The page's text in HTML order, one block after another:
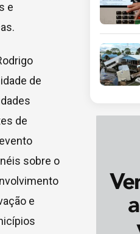
e
de
de
sobre o
e